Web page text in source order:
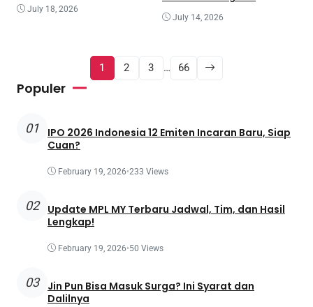
July 18, 2026
July 14, 2026
1 2 3 … 66
Populer
01
IPO 2026 Indonesia 12 Emiten Incaran Baru, Siap
Cuan?
February 19, 2026•233 Views
02
Update MPL MY Terbaru Jadwal, Tim, dan Hasil
Lengkap!
February 19, 2026•50 Views
03
Jin Pun Bisa Masuk Surga? Ini Syarat dan
Dalilnya